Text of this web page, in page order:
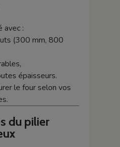
avec :
(300 mm, 800
épaisseurs.
le four selon vos
du pilier